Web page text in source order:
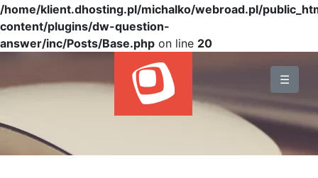
/home/klient.dhosting.pl/michalko/webroad.pl/
content/plugins/dw-question-
answer/inc/Posts/Base.php on line 20
☰
BLOG
WYDARZENIA
HOSTING